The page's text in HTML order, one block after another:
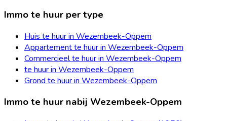
Immo te huur per type
Huis te huur in Wezembeek-Oppem
Appartement te huur in Wezembeek-Oppem
Commercieel te huur in Wezembeek-Oppem
te huur in Wezembeek-Oppem
Grond te huur in Wezembeek-Oppem
Immo te huur nabij Wezembeek-Oppem